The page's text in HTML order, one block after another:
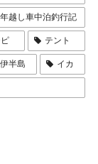
越し車中泊釣行記
テント
半島 イカ